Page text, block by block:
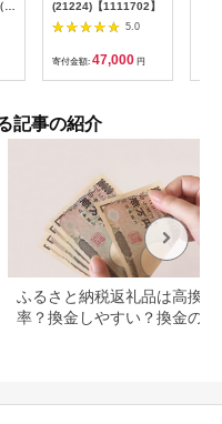
プ
(21224)【1111702】
5.0
寄付金額: 47,000 円
記事の紹介
ふるさと納税返礼品は高換金
率？換金しやすい？換金の可